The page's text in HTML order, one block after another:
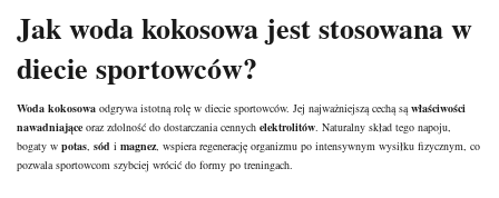
Jak woda kokosowa jest stosowana w
diecie sportowców?
Woda kokosowa odgrywa istotną rolę w diecie sportowców. Jej najważniejszą cechą są właściwości
nawadniające oraz zdolność do dostarczania cennych elektrolitów . Naturalny skład tego napoju,
bogaty w potas sód i magnez, wspiera regenerację organizmu po intensywnym wysiłku fizycznym, co
pozwala sportowcom szybciej wrócić do formy po treningach.